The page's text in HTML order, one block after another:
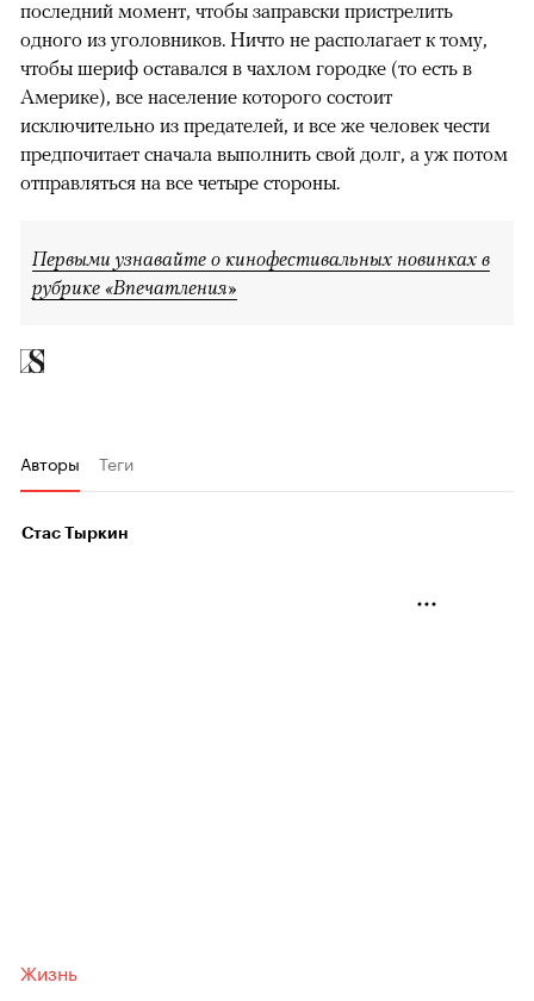
последний момент, чтобы заправски пристрелить
одного из уголовников. Ничто не располагает к тому,
чтобы шериф оставался в чахлом городке (то есть в
Америке), все население которого состоит
исключительно из предателей, и все же человек чести
предпочитает сначала выполнить свой долг, а уж потом
отправляться на все четыре стороны.
Первыми узнавайте о кинофестивальных новинках в
рубрике «Впечатления»
Авторы Теги
Стас Тыркин
Жизнь